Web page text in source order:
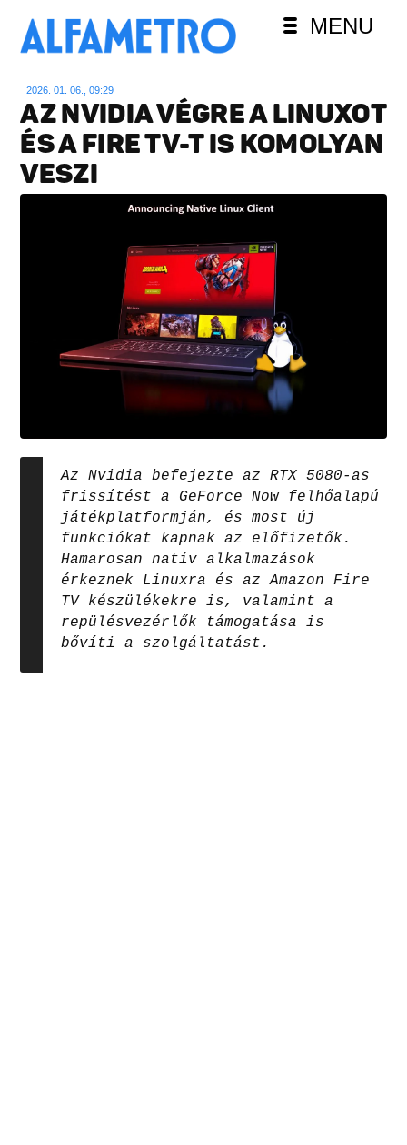
MENU
2026. 01. 06., 09:29
AZ NVIDIA VÉGRE A LINUXOT
ÉS A FIRE TV-T IS KOMOLYAN
VESZI
Az Nvidia befejezte az RTX 5080-as
frissítést a GeForce Now felhőalapú
játékplatformján, és most új
funkciókat kapnak az előfizetők.
Hamarosan natív alkalmazások
érkeznek Linuxra és az Amazon Fire
TV készülékekre is, valamint a
repülésvezérlők támogatása is
bővíti a szolgáltatást.